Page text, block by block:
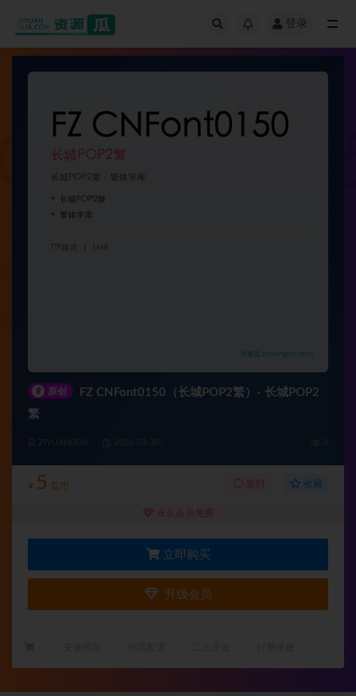
登录
# 原创
FZ CNFont0150（长城POP2繁）- 长城POP2
繁
ZIYUANGUA
¥ 5 瓜币 签到 收藏
永久会员免费
立即购买
升级会员